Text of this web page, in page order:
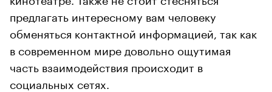
предлагать интересному вам человеку
обменяться контактной информацией, так как
в современном мире довольно ощутимая
часть взаимодействия происходит в
социальных сетях.